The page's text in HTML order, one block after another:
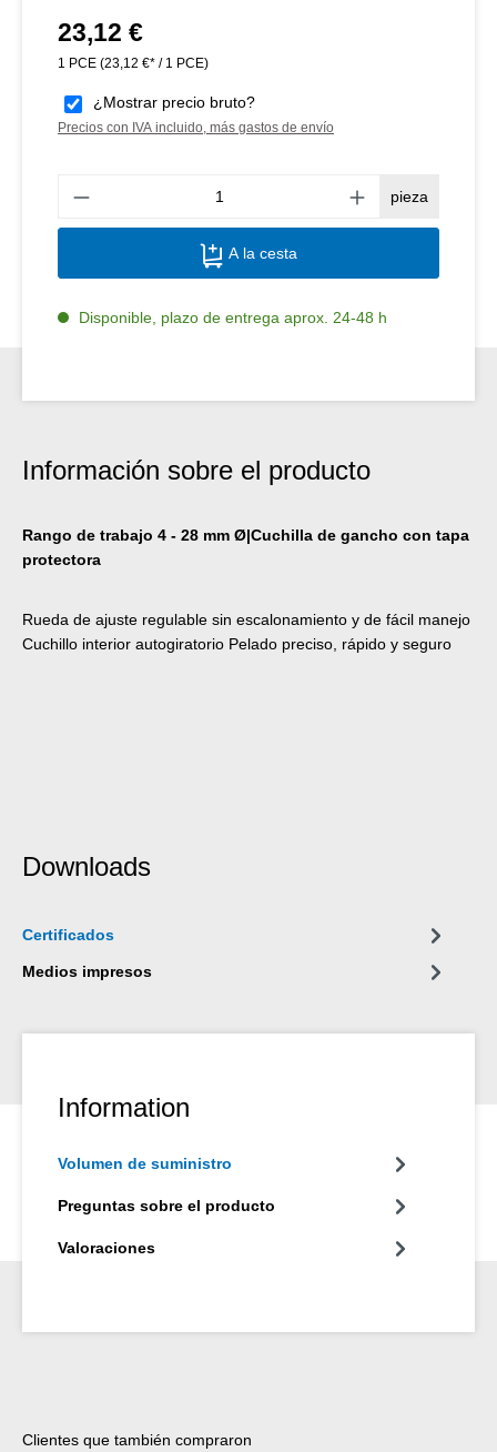
Precio normal:
23,12 €
1 PCE (23,12 €* / 1 PCE)
¿Mostrar precio bruto?
Precios con IVA incluido, más gastos de envío
pieza
A la cesta
Disponible, plazo de entrega aprox. 24-48 h
Información sobre el producto
Rango de trabajo 4 - 28 mm Ø|Cuchilla de gancho con tapa
protectora
Rueda de ajuste regulable sin escalonamiento y de fácil manejo
Cuchillo interior autogiratorio Pelado preciso, rápido y seguro
Downloads
Certificados
Medios impresos
Information
Volumen de suministro
Preguntas sobre el producto
Valoraciones
Omitir la galería de productos
Clientes que también compraron